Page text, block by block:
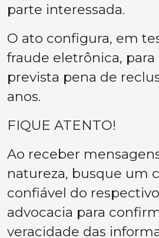
parte interessada.
O ato configura, em
fraude eletrônica, para
prevista pena de
anos.
FIQUE ATENTO!
Ao receber
natureza, busque um
confiável do
advocacia para
veracidade das